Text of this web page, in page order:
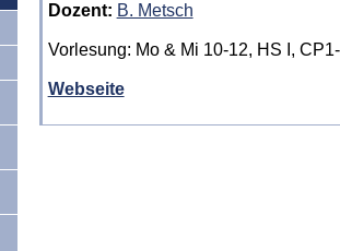
Dozent: B. Metsch
Vorlesung: Mo & Mi 10-12, HS I,
Webseite